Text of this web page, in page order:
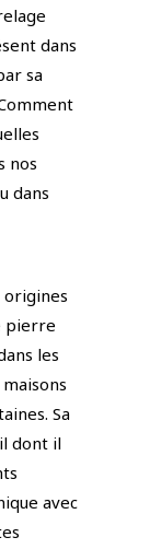
dans
sa
nos
dans
origines
pierre
les
Sa
dont il
avec